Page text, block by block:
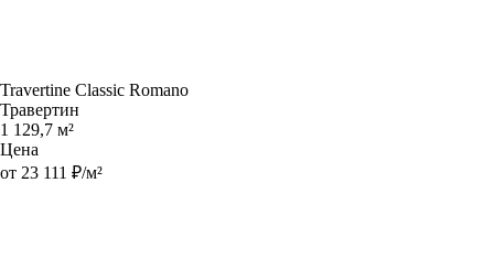
Travertine Classic Romano
Травертин
1 129,7 м²
Цена
от 23 111 ₽/м²